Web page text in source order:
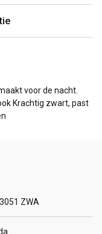
voor de nacht.
Krachtig zwart, past
ZWA